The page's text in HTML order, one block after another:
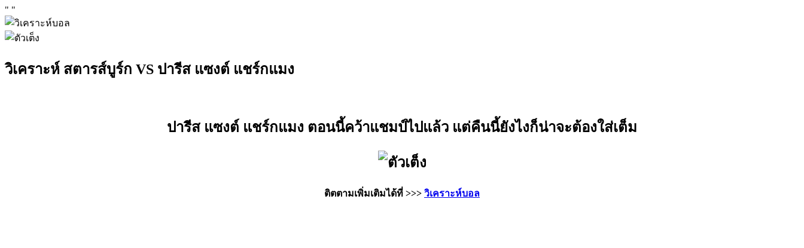
" "
วิเคราะห์ สตารส์บูร์ก VS ปารีส แซงต์ แชร์กแมง
ปารีส แซงต์ แชร์กแมง ตอนนี้คว้าแชมป์ไปแล้ว แต่คืนนี้ยังไงก็น่าจะต้องใส่เต็ม
ติตตามเพิ่มเติมได้ที่ >>> วิเคราะห์บอล